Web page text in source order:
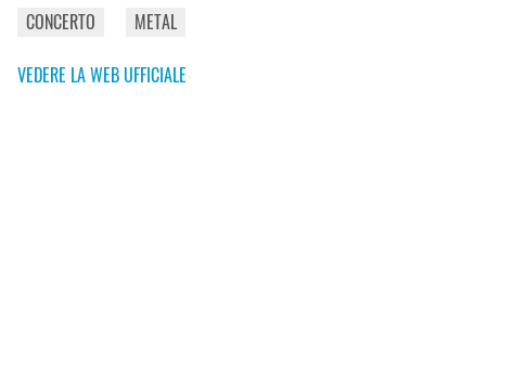
CONCERTO
METAL
VEDERE LA WEB UFFICIALE